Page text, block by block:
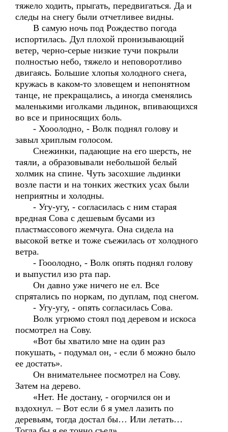
тяжело ходить, прыгать, передвигаться. Да и
следы на снегу были отчетливее видны.
В самую ночь под Рождество погода
испортилась. Дул плохой пронизывающий
ветер, черно-серые низкие тучи покрыли
полностью небо, тяжело и неповоротливо
двигаясь. Большие хлопья холодного снега,
кружась в каком-то зловещем и непонятном
танце, не прекращались, а иногда сменялись
маленькими иголками льдинок, впивающихся
во все и приносящих боль.
- Хооолодно, - Волк поднял голову и
завыл хриплым голосом.
Снежинки, падающие на его шерсть, не
таяли, а образовывали небольшой белый
холмик на спине. Чуть засохшие льдинки
возле пасти и на тонких жестких усах были
неприятны и холодны.
- Угу-угу, - согласилась с ним старая
вредная Сова с дешевым бусами из
пластмассового жемчуга. Она сидела на
высокой ветке и тоже съежилась от холодного
ветра.
- Гооолодно, - Волк опять поднял голову
и выпустил изо рта пар.
Он давно уже ничего не ел. Все
спрятались по норкам, по дуплам, под снегом.
- Угу-угу, - опять согласилась Сова.
Волк угрюмо стоял под деревом и искоса
посмотрел на Сову.
«Вот бы хватило мне на один раз
покушать, - подумал он, - если б можно было
ее достать».
Он внимательнее посмотрел на Сову.
Затем на дерево.
«Нет. Не достану, - огорчился он и
вздохнул. – Вот если б я умел лазить по
деревьям, тогда достал бы… Или летать…